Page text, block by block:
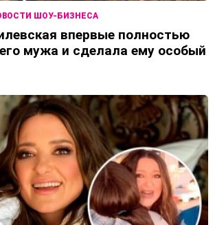
ШОУ-БИЗНЕСА
впервые полностью
мужа и сделала ему особый